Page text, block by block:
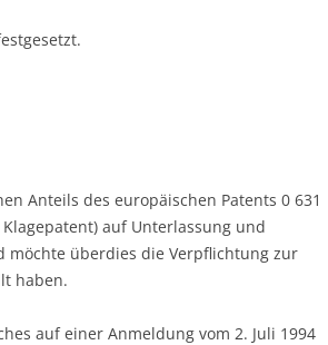
Anteils des europäischen Patents 0 631
auf Unterlassung und
möchte überdies die Verpflichtung zur
haben.
auf einer Anmeldung vom 2. Juli 1994